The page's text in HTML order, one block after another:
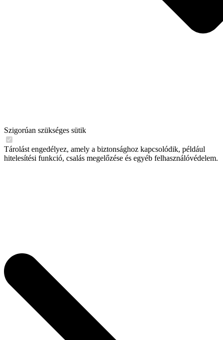
Szigorúan szükséges sütik
Tárolást engedélyez, amely a biztonsághoz kapcsolódik, például
hitelesítési funkció, csalás megelőzése és egyéb felhasználóvédelem.